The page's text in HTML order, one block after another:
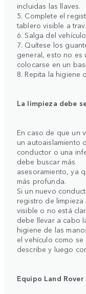
incluidas las llaves.
5. Complete el
tablero visible a
6. Salga del
7. Quítese los
general, esto no
colocarse en un
8. Repita la higiene
La limpieza debe
En caso de que un
un autoaislamiento
conductor o una
debe buscar más
asesoramiento, ya
más profunda.
Si un nuevo
registro de limpieza
visible o no está
debe llevar a cabo
higiene de las
el vehículo como se
describe y luego
Equipo Land Rover